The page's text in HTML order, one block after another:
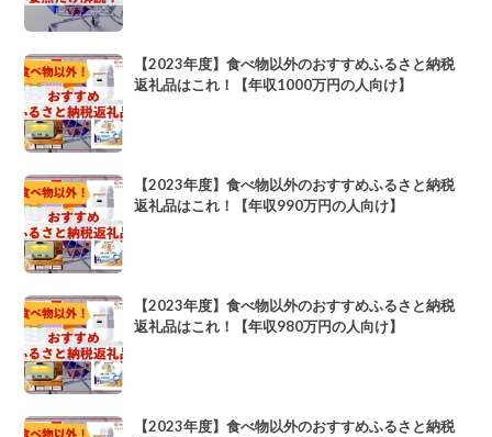
【2023年度】食べ物以外のおすすめふるさと納税
返礼品はこれ！【年収1000万円の人向け】
【2023年度】食べ物以外のおすすめふるさと納税
返礼品はこれ！【年収990万円の人向け】
【2023年度】食べ物以外のおすすめふるさと納税
返礼品はこれ！【年収980万円の人向け】
【2023年度】食べ物以外のおすすめふるさと納税